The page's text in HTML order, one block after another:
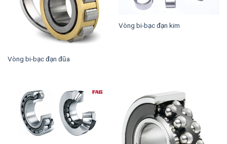
Vòng bi-bạc đạn đũa
Vòng bi-bạc đạn kim